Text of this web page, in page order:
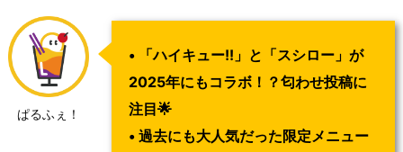
ぱるふぇ！
• 「ハイキュー!!」と「スシロー」が
2025年にもコラボ！？匂わせ投稿に
注目🌟
• 過去にも大人気だった限定メニュー